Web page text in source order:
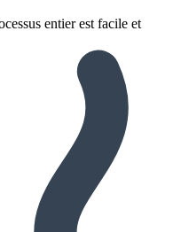
entier est facile et